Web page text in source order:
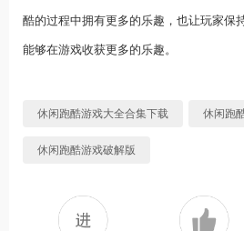
酷的过程中拥有更多的乐趣，也让玩家保
能够在游戏收获更多的乐趣。
休闲跑酷游戏大全合集下载 休闲跑
休闲跑酷游戏破解版